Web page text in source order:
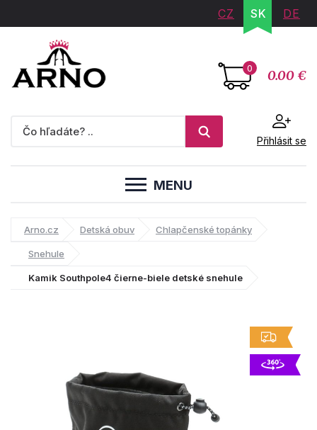
CZ SK DE
0 0.00 €
Přihlásit se
MENU
Arno.cz Detská obuv Chlapčenské topánky
Snehule
Kamik Southpole4 čierne-biele detské snehule